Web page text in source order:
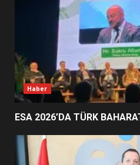
4
FİNALİNDE
5
UZATILDI:
Haber
ESA 2026’DA TÜRK